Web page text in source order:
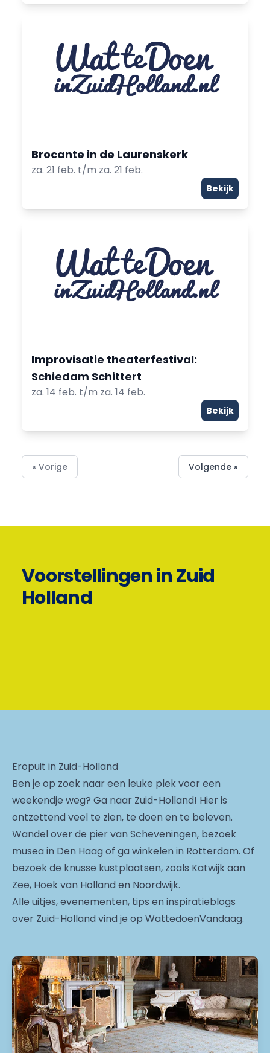
Brocante in de Laurenskerk
za. 21 feb. t/m za. 21 feb.
Bekijk
Improvisatie theaterfestival:
Schiedam Schittert
za. 14 feb. t/m za. 14 feb.
Bekijk
« Vorige Volgende »
Voorstellingen in Zuid
Holland
Eropuit in Zuid-Holland
Ben je op zoek naar een leuke plek voor een
weekendje weg? Ga naar Zuid-Holland! Hier is
ontzettend veel te zien, te doen en te beleven.
Wandel over de pier van Scheveningen, bezoek
musea in Den Haag of ga winkelen in Rotterdam. Of
bezoek de knusse kustplaatsen, zoals Katwijk aan
Zee, Hoek van Holland en Noordwijk.
Alle uitjes, evenementen, tips en inspiratieblogs
over Zuid-Holland vind je op WattedoenVandaag.